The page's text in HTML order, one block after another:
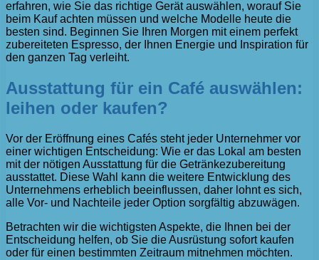
erfahren, wie Sie das richtige Gerät auswählen, worauf Sie
beim Kauf achten müssen und welche Modelle heute die
besten sind. Beginnen Sie Ihren Morgen mit einem perfekt
zubereiteten Espresso, der Ihnen Energie und Inspiration für
den ganzen Tag verleiht.
Ausstattung für ein Café auswählen:
leihen oder kaufen?
Vor der Eröffnung eines Cafés steht jeder Unternehmer vor
einer wichtigen Entscheidung: Wie er das Lokal am besten
mit der nötigen Ausstattung für die Getränkezubereitung
ausstattet. Diese Wahl kann die weitere Entwicklung des
Unternehmens erheblich beeinflussen, daher lohnt es sich,
alle Vor- und Nachteile jeder Option sorgfältig abzuwägen.
Betrachten wir die wichtigsten Aspekte, die Ihnen bei der
Entscheidung helfen, ob Sie die Ausrüstung sofort kaufen
oder für einen bestimmten Zeitraum mitnehmen möchten.